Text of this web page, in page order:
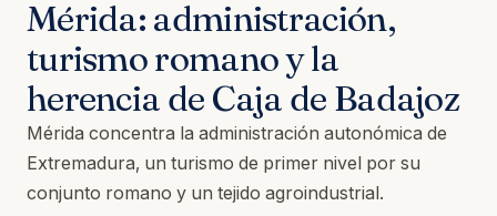
Mérida: administración,
turismo romano y la
herencia de Caja de Badajoz
Mérida concentra la administración autonómica de
Extremadura, un turismo de primer nivel por su
conjunto romano y un tejido agroindustrial.